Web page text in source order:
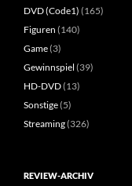
DVD (Code1) (165)
Figuren (140)
Game(3)
Gewinnspiel (39)
HD-DVD(13)
Sonstige(5)
Streaming(326)
REVIEW-ARCHIV